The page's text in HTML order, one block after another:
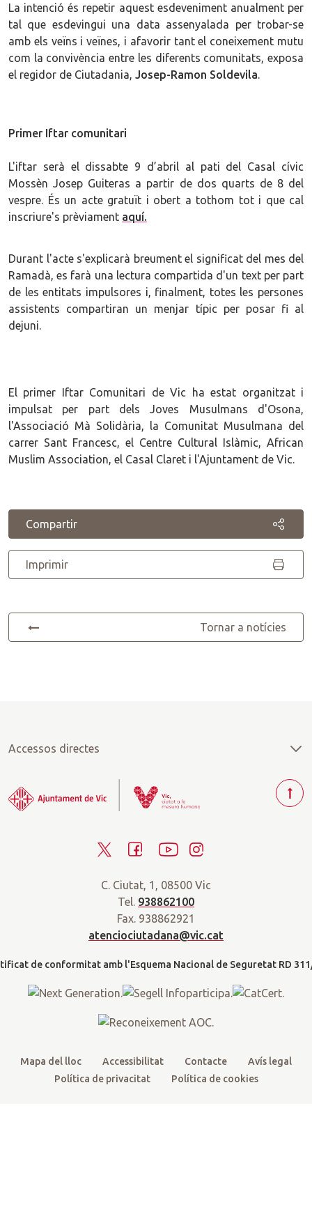
La intenció és repetir aquest esdeveniment anualment per
tal que esdevingui una data assenyalada per trobar-se
amb els veïns i veïnes, i afavorir tant el coneixement mutu
com la convivència entre les diferents comunitats, exposa
el regidor de Ciutadania, Josep-Ramon Soldevila.
Primer Iftar comunitari
L'iftar serà el dissabte 9 d’abril al pati del Casal cívic
Mossèn Josep Guiteras a partir de dos quarts de 8 del
vespre. És un acte gratuït i obert a tothom tot i que cal
inscriure's prèviament aquí.
Durant l'acte s'explicarà breument el significat del mes del
Ramadà, es farà una lectura compartida d'un text per part
de les entitats impulsores i, finalment, totes les persones
assistents compartiran un menjar típic per posar fi al
dejuni.
El primer Iftar Comunitari de Vic ha estat organitzat i
impulsat per part dels Joves Musulmans d'Osona,
l'Associació Mà Solidària, la Comunitat Musulmana del
carrer Sant Francesc, el Centre Cultural Islàmic, African
Muslim Association, el Casal Claret i l'Ajuntament de Vic.
Compartir
Imprimir
Tornar a notícies
Accessos directes
i
t
t
c
e
b
o
k
Y
u
t
u
s
a
a
m
C. Ciutat, 1, 08500 Vic
Tel. 938862100
Fax. 938862921
atenciociutadana@vic.cat
Mapa del lloc Accessibilitat Contacte
Avís legal
Política de privacitat
Política de cookies
T
t